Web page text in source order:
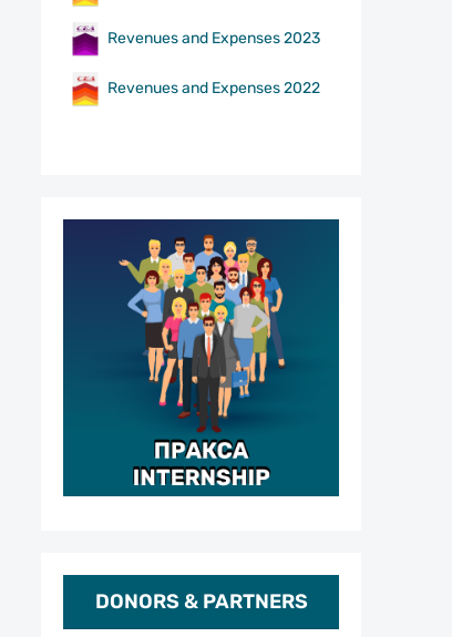
Revenues and Expenses 2023
Revenues and Expenses 2022
DONORS & PARTNERS